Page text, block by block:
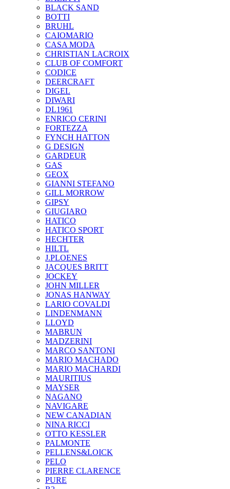
BLACK SAND
BOTTI
BRUHL
CAIOMARIO
CASA MODA
CHRISTIAN LACROIX
CLUB OF COMFORT
CODICE
DEERCRAFT
DIGEL
DIWARI
DL1961
ENRICO CERINI
FORTEZZA
FYNCH HATTON
G DESIGN
GARDEUR
GAS
GEOX
GIANNI STEFANO
GILL MORROW
GIPSY
GIUGIARO
HATICO
HATICO SPORT
HECHTER
HILTL
J.PLOENES
JAСQUES BRITT
JOCKEY
JOHN MILLER
JONAS HANWAY
LARIO COVALDI
LINDENMANN
LLOYD
MABRUN
MADZERINI
MARCO SANTONI
MARIO MACHADO
MARIO MACHARDI
MAURITIUS
MAYSER
NAGANO
NAVIGARE
NEW CANADIAN
NINA RICCI
OTTO KESSLER
PALMONTE
PELLENS&LOICK
PELO
PIERRE CLARENCE
PURE